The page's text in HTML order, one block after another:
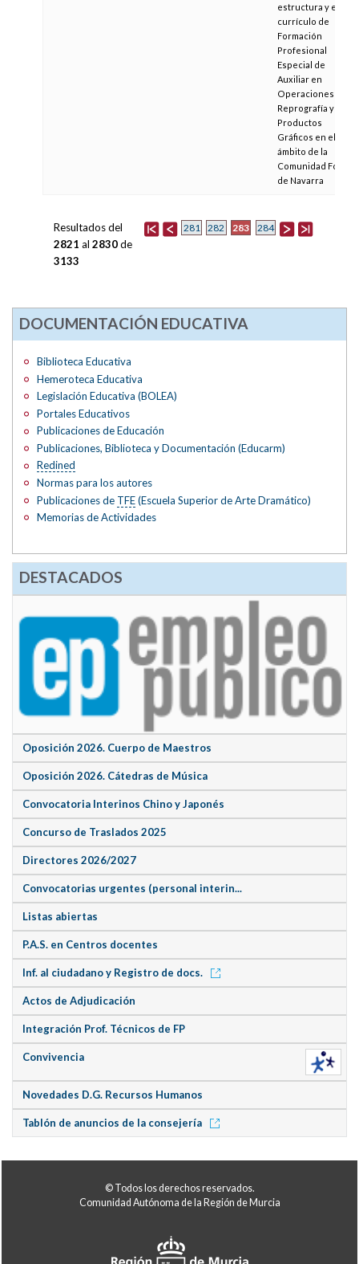
estructura y el
currículo de
Formación
Profesional
Especial de
Auxiliar en
Operaciones de
Reprografía y
Productos
Gráficos en el
ámbito de la
Comunidad Foral
de Navarra
281 282 283 284
Resultados del
2821 al 2830de
3133
DOCUMENTACIÓN EDUCATIVA
Biblioteca Educativa
Hemeroteca Educativa
Legislación Educativa (BOLEA)
Portales Educativos
Publicaciones de Educación
Publicaciones, Biblioteca y Documentación (Educarm)
Redined
Normas para los autores
Publicaciones de TFE(Escuela Superior de Arte Dramático)
Memorias de Actividades
DESTACADOS
Oposición 2026. Cuerpo de Maestros
Oposición 2026. Cátedras de Música
Convocatoria Interinos Chino y Japonés
Concurso de Traslados 2025
Directores 2026/2027
Convocatorias urgentes (personal interin...
Listas abiertas
P.A.S. en Centros docentes
Inf. al ciudadano y Registro de docs.
Actos de Adjudicación
Integración Prof. Técnicos de FP
Convivencia
Novedades D.G. Recursos Humanos
Tablón de anuncios de la consejería
© Todos los derechos reservados.
Comunidad Autónoma de la Región de Murcia